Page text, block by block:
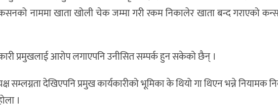
नाममा खाता खोली चेक जम्मा गरी रकम निकालेर खाता बन्द गराएको
प्रमुखलाई आरोप लगाएपनि उनीसित सम्पर्क हुन सकेको छैन् ।
सम्लग्नता देखिएपनि प्रमुख कार्यकारीको भूमिका के थियो गा थिएन भन्ने नियामक
।